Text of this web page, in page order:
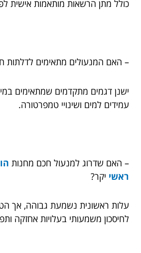
כולל מתן הרשאות מותאמות אישית
– האם המנעולים מתאימים לדלתות
ישנן דגמים מתקדמים שמתאימים
עמידים למים ושינויי טמפרטורה.
– האם שדרוג למנעול חכם מחנות
ראשי יקר?
עלות ראשונית נשמעת גבוהה, אך
לחיסכון משמעותי בעלויות אחזקה